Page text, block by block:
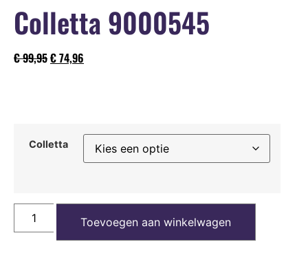
Colletta 9000545
€99,95€74,96
Colletta
Toevoegen aan winkelwagen